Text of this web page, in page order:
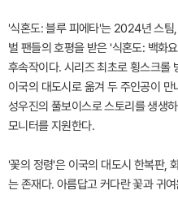
'식혼도: 블루 피에타'는 2024년 스
벌 팬들의 호평을 받은 '식혼도: 백
후속작이다. 시리즈 최초로 횡스크롤
이국의 대도시로 옮겨 두 주인공이
성우진의 풀보이스로 스토리를 생생
모니터를 지원한다.
'꽃의 정령'은 이국의 대도시 한복판,
는 존재다. 아름답고 커다란 꽃과 귀